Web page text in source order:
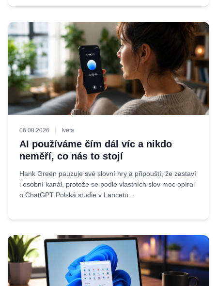
06.08.2026 Iveta
AI používáme čím dál víc a nikdo
neměří, co nás to stojí
Hank Green pauzuje své slovní hry a připouští, že zastaví
i osobní kanál, protože se podle vlastních slov moc opíral
o ChatGPT Polská studie v Lancetu...